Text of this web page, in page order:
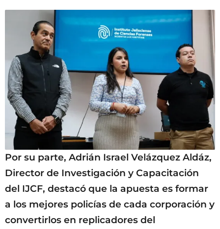
Por su parte, Adrián Israel Velázquez Aldáz,
Director de Investigación y Capacitación
del IJCF, destacó que la apuesta es formar
a los mejores policías de cada corporación y
convertirlos en replicadores del